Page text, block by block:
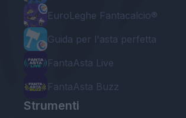
EuroLeghe Fantacalcio®
Guida per l'asta perfetta
FantaAsta Live
FantaAsta Buzz
Strumenti